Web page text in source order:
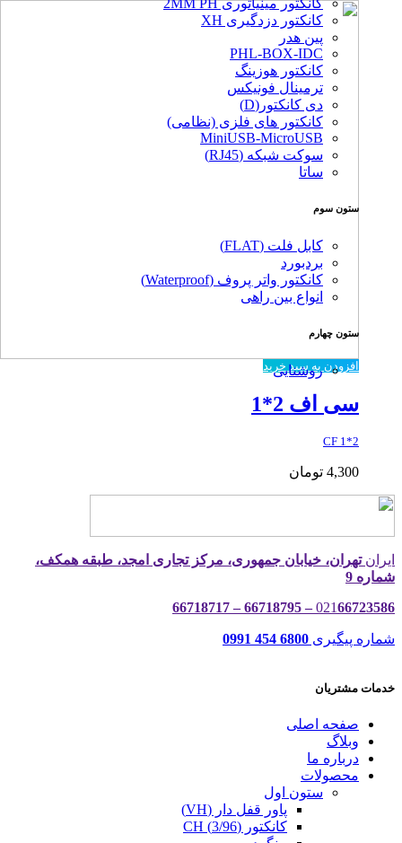
کانکتور دزدگیری XH
پین هدر
PHL-BOX-IDC
کانکتور هوزینگ
ترمینال فونیکس
دی کانکتور(D)
کانکتور های فلزی (نظامی)
MiniUSB-MicroUSB
سوکت شبکه (RJ45)
ساتا
ستون سوم
کابل فلت (FLAT)
بردبورد
کانکتور واتر پروف (Waterproof)
انواع بین راهی
ستون چهارم
روشنایی
افزودن به سبد خرید
سی اف 2*1
CF 1*2
4,300 تومان
ایرانتهران، خیابان جمهوری، مرکز تجاری امجد، طبقه همکف،
شماره 9
02166723586 – 66718795 – 66718717
شماره پیگیری 6800 454 0991
خدمات مشتریان
صفحه اصلی
وبلاگ
درباره ما
محصولات
ستون اول
پاور قفل دار (VH)
کانکتور (3/96) CH